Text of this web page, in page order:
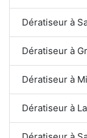
Dératiseur à
Dératiseur à
Dératiseur à
Dératiseur à